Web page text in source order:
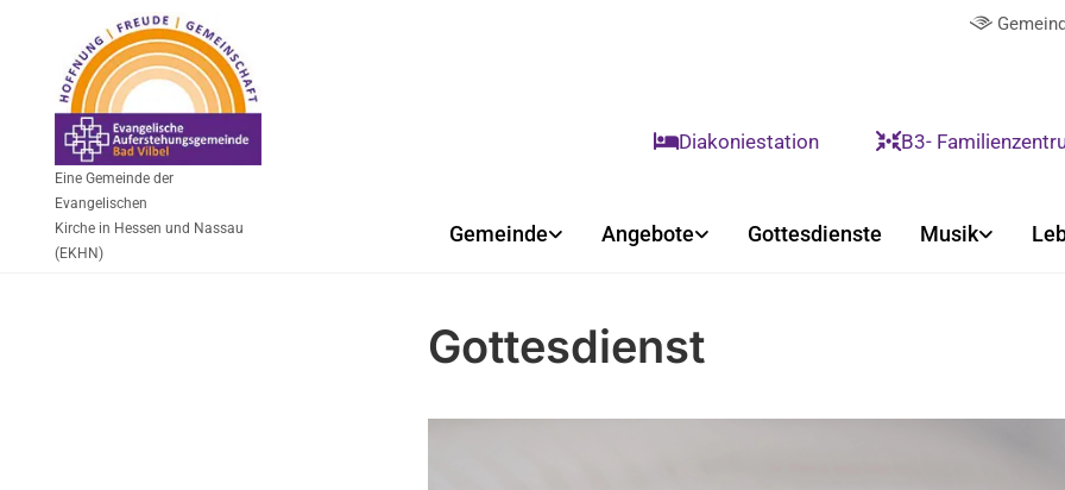
Eine Gemeinde der
Evangelischen
Kirche in Hessen und Nassau
(EKHN)

Diakoniestation B3-
Gemeinde Angebote Gottesdienste Musik
Gottesdienst